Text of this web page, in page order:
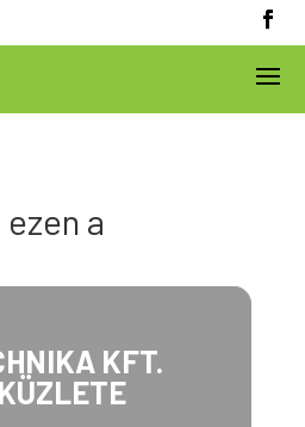
a
KFT.